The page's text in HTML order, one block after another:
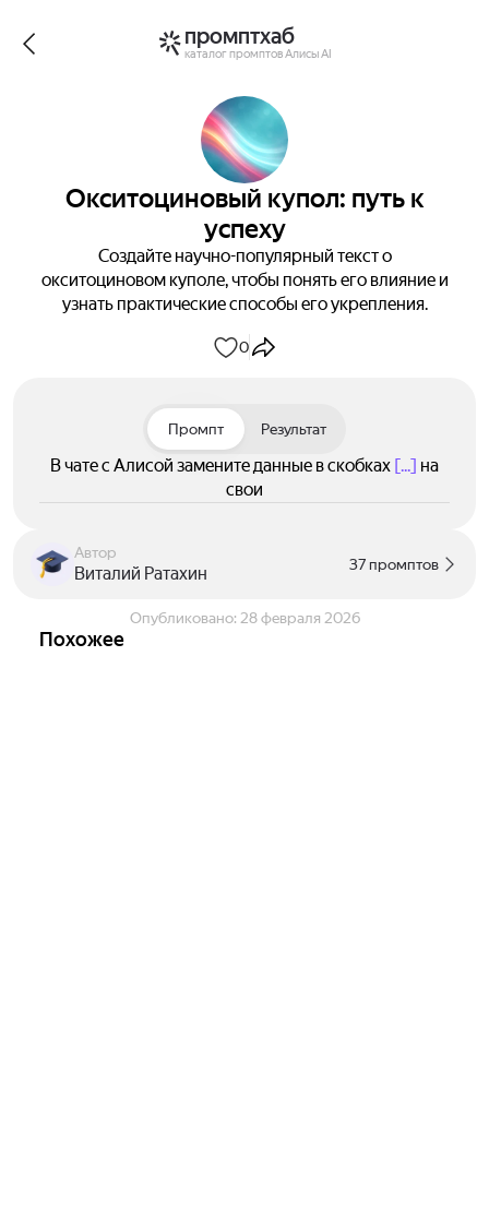
промптхаб
каталог промптов Алисы AI
Окситоциновый купол: путь к
успеху
Создайте научно-популярный текст о
окситоциновом куполе, чтобы понять его влияние и
узнать практические способы его укрепления.
0
Промпт Результат
В чате с Алисой замените данные в скобках [...] на
свои
Автор
Виталий Ратахин 37 промптов
Опубликовано: 28 февраля 2026
Похожее